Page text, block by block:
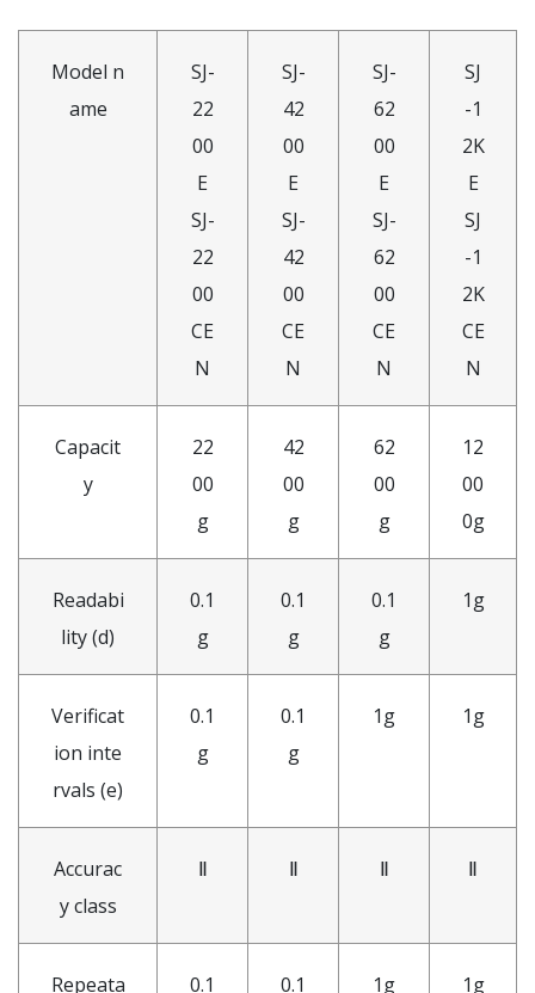
Model n
ame
SJ-
22
00
E
SJ-
22
00
CE
N
SJ-
42
00
E
SJ-
42
00
CE
N
SJ-
62
00
E
SJ-
62
00
CE
N
SJ
-1
2K
E
SJ
-1
2K
CE
N
Capacit
y
22
00
g
42
00
g
62
00
g
12
00
0g
Readabi
lity (d)
0.1
g
0.1
g
0.1
g
1g
Verificat
ion inte
rvals (e)
0.1
g
0.1
g
1g 1g
Accurac
y class
Ⅱ Ⅱ Ⅱ Ⅱ
Repeata 0.1 0.1 1g 1g